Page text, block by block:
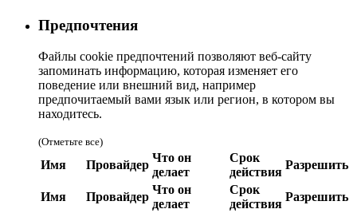
Предпочтения
Файлы cookie предпочтений позволяют веб-сайту
запоминать информацию, которая изменяет его
поведение или внешний вид, например
предпочитаемый вами язык или регион, в котором вы
находитесь.
(Отметьте все)
Имя Провайдер
Что он
делает
Срок
действия
Разрешить
Имя Провайдер
Что он
делает
Срок
действия
Разрешить